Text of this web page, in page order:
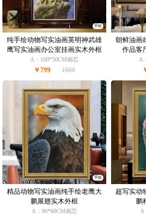
手绘
纯手绘动物写实油画英明神武雄
鹰写实油画办公室挂画实木外框
A：100*50CM画芯
￥799 1000
朝鲜油画
作品客
A
手绘
精品动物写实油画纯手绘老鹰大
鹏展翅实木外框
A：90*60CM画芯
超写实动
鹏
A